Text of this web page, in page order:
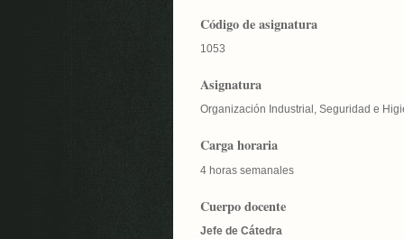
Código de asignatura
1053
Asignatura
Organización Industrial, Seguridad e
Carga horaria
4 horas semanales
Cuerpo docente
Jefe de Cátedra